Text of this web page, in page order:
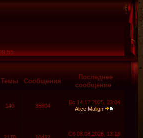
Темы Сообщения
Последнее
сообщение
140 35804
Вс 14.12.2025, 23:04
Alice Malign
Сб 08.08.2026, 13:18